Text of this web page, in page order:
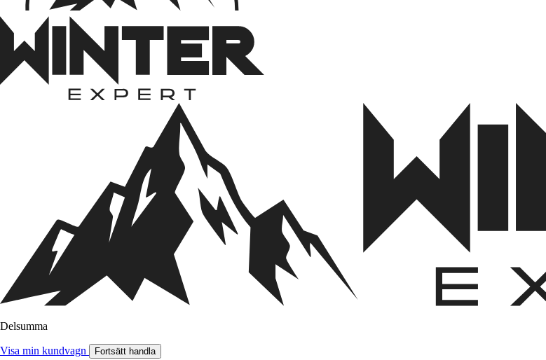
Delsumma
Visa min kundvagn Fortsätt handla